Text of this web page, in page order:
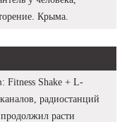
Крыма.
Fitness Shake + L-
радиостанций
расти